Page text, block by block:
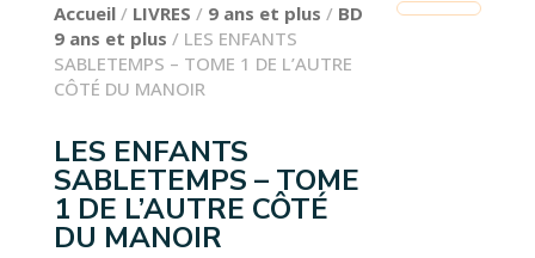
Accueil/ LIVRES / 9 ans et plus / BD
9 ans et plus / LES ENFANTS
SABLETEMPS – TOME 1 DE L’AUTRE
CÔTÉ DU MANOIR
LES ENFANTS
SABLETEMPS – TOME
1 DE L’AUTRE CÔTÉ
DU MANOIR